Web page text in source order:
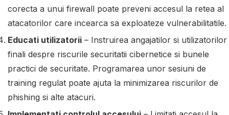
corecta a unui firewall poate preveni accesul la retea al
atacatorilor care incearca sa exploateze vulnerabilitatile.
Educati utilizatorii – Instruirea angajatilor si utilizatorilor
finali despre riscurile securitatii cibernetice si bunele
practici de securitate. Programarea unor sesiuni de
training regulat poate ajuta la minimizarea riscurilor de
phishing si alte atacuri.